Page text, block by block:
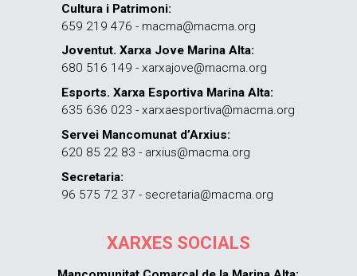
Cultura i Patrimoni:
659 219 476 - macma@macma.org
Joventut. Xarxa Jove Marina Alta:
680 516 149 - xarxajove@macma.org
Esports. Xarxa Esportiva Marina Alta:
635 636 023 - xarxaesportiva@macma.org
Servei Mancomunat d’Arxius:
620 85 22 83 - arxius@macma.org
Secretaria:
96 575 72 37 - secretaria@macma.org
XARXES SOCIALS